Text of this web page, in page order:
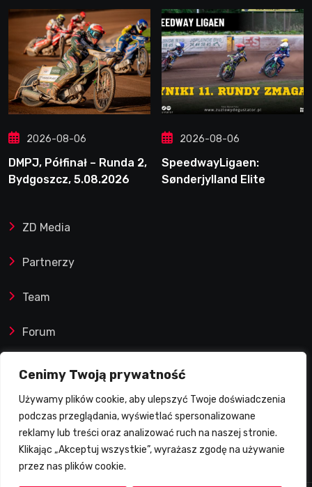
Cenimy Twoją prywatność
Używamy plików cookie, aby ulepszyć Twoje doświadczenia
podczas przeglądania, wyświetlać spersonalizowane
reklamy lub treści oraz analizować ruch na naszej stronie.
Klikając „Akceptuj wszystkie”, wyrażasz zgodę na używanie
przez nas plików cookie.
2026-08-06
DMPJ, Półfinał – Runda 2,
Bydgoszcz, 5.08.2026
2026-08-06
SpeedwayLigaen:
Sønderjylland Elite
ZD Media
Partnerzy
Team
Forum
Reklamy i współprace
Prawa autorskie
Polityka Prywatności